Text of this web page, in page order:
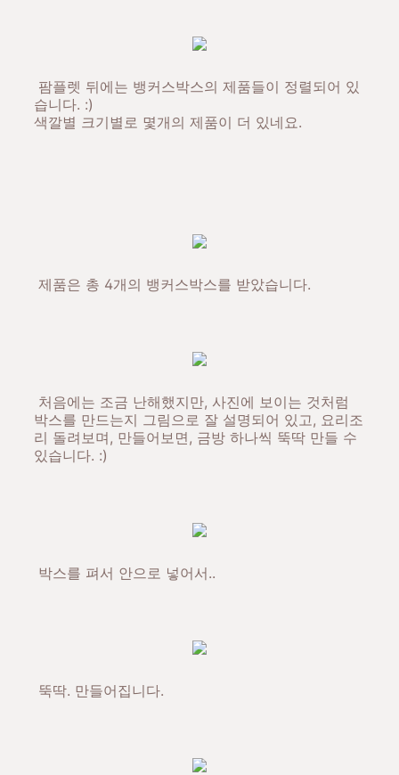
팜플렛 뒤에는 뱅커스박스의 제품들이 정렬되어 있
습니다. :)
색깔별 크기별로 몇개의 제품이 더 있네요.
제품은 총 4개의 뱅커스박스를 받았습니다.
처음에는 조금 난해했지만, 사진에 보이는 것처럼
박스를 만드는지 그림으로 잘 설명되어 있고, 요리조
리 돌려보며, 만들어보면, 금방 하나씩 뚝딱 만들 수
있습니다. :)
박스를 펴서 안으로 넣어서..
뚝딱. 만들어집니다.